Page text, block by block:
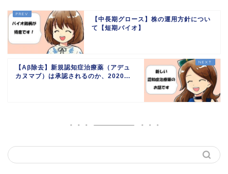
【中長期グロース】株の運用方針につい
て【短期バイオ】
【Aβ除去】新規認知症治療薬（アデュ
カヌマブ）は承認されるのか、2020...